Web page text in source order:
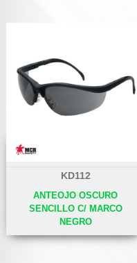
KD112
ANTEOJO OSCURO
SENCILLO C/ MARCO
NEGRO